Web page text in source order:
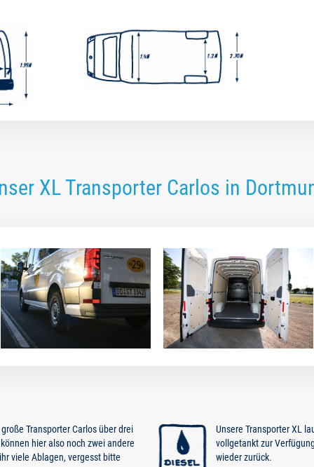
XL Transporter Carlos in
Transporter Carlos über drei
hier also noch zwei andere
viele Ablagen, vergesst bitte
Unsere Transporter XL
vollgetankt zur
wieder zurück.